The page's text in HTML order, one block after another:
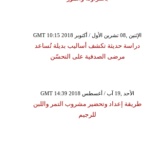
GMT 10:15 2018 الإثنين ,08 تشرين الأول / أكتوبر
دراسة حديثة تكشف أساليب بديلة تُساعد
مرضى الصدفية على التحسّن
GMT 14:39 2018 الأحد ,19 آب / أغسطس
طريقة إعداد وتحضير مشروب التمر واللبن
للرجيم